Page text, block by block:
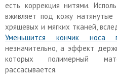
есть коррекция нитями.
вживляет под кожу
хрящевых и мягких тканей,
Уменьшится кончик носа
незначительно, а эффект
которых полимерный
рассасывается.